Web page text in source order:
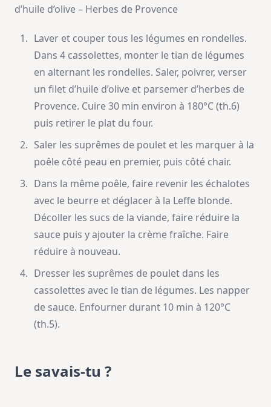
d’huile d’olive – Herbes de Provence
Laver et couper tous les légumes en rondelles.
Dans 4 cassolettes, monter le tian de légumes
en alternant les rondelles. Saler, poivrer, verser
un filet d’huile d’olive et parsemer d’herbes de
Provence. Cuire 30 min environ à 180°C (th.6)
puis retirer le plat du four.
Saler les suprêmes de poulet et les marquer à la
poêle côté peau en premier, puis côté chair.
Dans la même poêle, faire revenir les échalotes
avec le beurre et déglacer à la Leffe blonde.
Décoller les sucs de la viande, faire réduire la
sauce puis y ajouter la crème fraîche. Faire
réduire à nouveau.
Dresser les suprêmes de poulet dans les
cassolettes avec le tian de légumes. Les napper
de sauce. Enfourner durant 10 min à 120°C
(th.5).
Le savais-tu ?